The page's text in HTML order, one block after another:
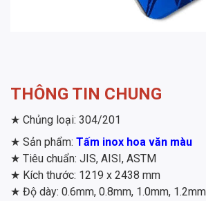
THÔNG TIN CHUNG
★ Chủng loại: 304/201
★ Sản phẩm: Tấm inox hoa văn màu
★ Tiêu chuẩn: JIS, AISI, ASTM
★ Kích thước: 1219 x 2438 mm
★ Độ dày: 0.6mm, 0.8mm, 1.0mm,